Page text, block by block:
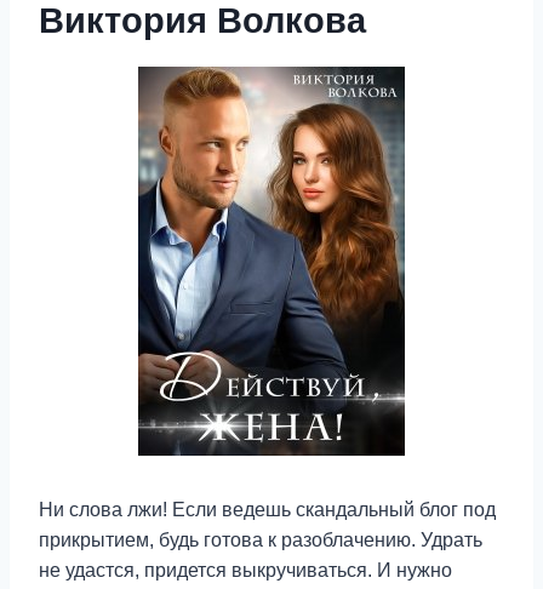
Виктория Волкова
Ни слова лжи! Если ведешь скандальный блог под
прикрытием, будь готова к разоблачению. Удрать
не удастся, придется выкручиваться. И нужно